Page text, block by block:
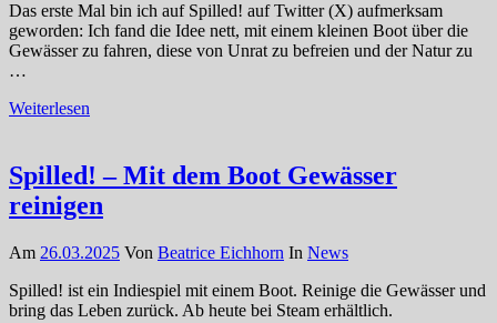
Das erste Mal bin ich auf Spilled! auf Twitter (X) aufmerksam
geworden: Ich fand die Idee nett, mit einem kleinen Boot über die
Gewässer zu fahren, diese von Unrat zu befreien und der Natur zu
…
Weiterlesen
Spilled! – Mit dem Boot Gewässer
reinigen
Am 26.03.2025 Von Beatrice Eichhorn In News
Spilled! ist ein Indiespiel mit einem Boot. Reinige die Gewässer und
bring das Leben zurück. Ab heute bei Steam erhältlich.